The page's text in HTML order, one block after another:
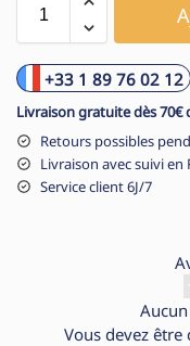
+33 1 89 76 02 12
Livraison gratuite dès 70€
Retours possibles
Livraison avec suivi en
Service client 6J/7
Vous devez être